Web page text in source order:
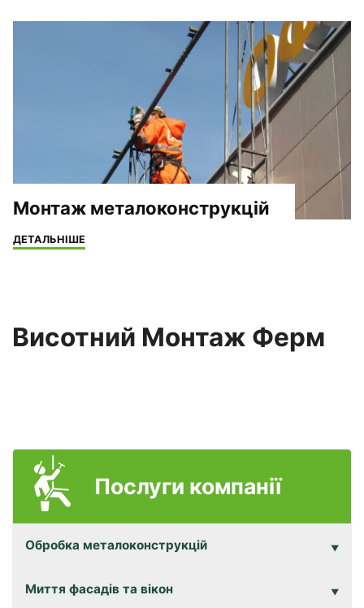
Монтаж металоконструкцій
ДЕТАЛЬНІШЕ
Висотний Монтаж Ферм
Послуги компанії
Обробка металоконструкцій
Миття фасадів та вікон